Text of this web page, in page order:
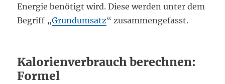
Energie benötigt wird. Diese werden unter dem
Begriff „Grundumsatz“ zusammengefasst.
Kalorienverbrauch berechnen:
Formel